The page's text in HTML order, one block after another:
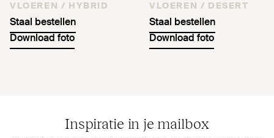
VLOEREN / HYBRID
Staal bestellen
Download foto
VLOEREN / DESERT
Staal bestellen
Download foto
Inspiratie in je mailbox